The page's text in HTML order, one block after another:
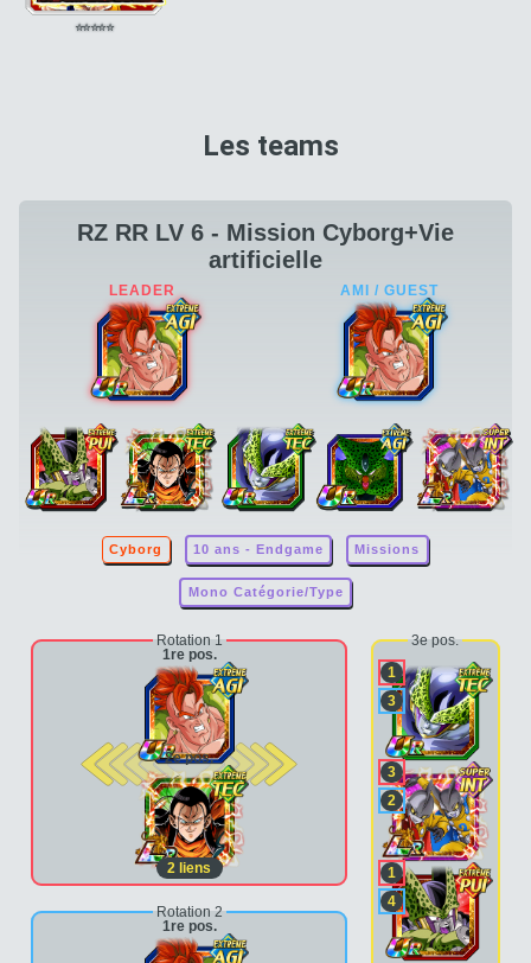
⭐⭐⭐⭐⭐
Les teams
RZ RR LV 6 - Mission Cyborg+Vie
artificielle
Cyborg 10 ans - Endgame Missions
Mono Catégorie/Type
Rotation 1
1re pos.
2e pos.
2 liens
Rotation 2
1re pos.
3e pos.
1
3
3
2
1
4